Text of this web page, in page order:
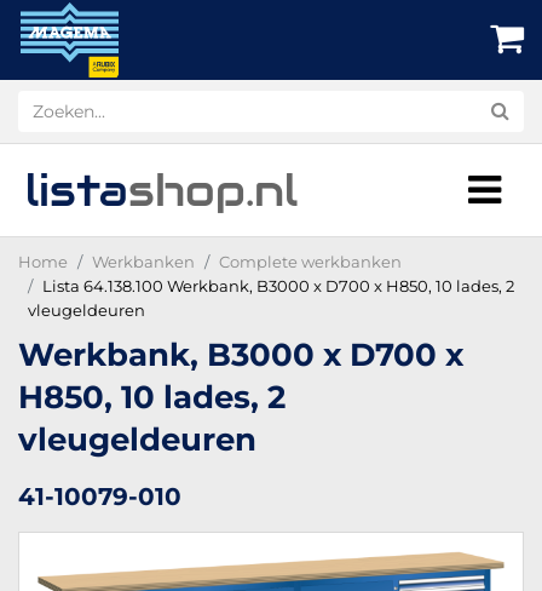
listashop.nl
Home Werkbanken
Complete werkbanken
Lista 64.138.100 Werkbank, B3000 x D700 x H850, 10 lades, 2
vleugeldeuren
Werkbank, B3000 x D700 x
H850, 10 lades, 2
vleugeldeuren
41-10079-010